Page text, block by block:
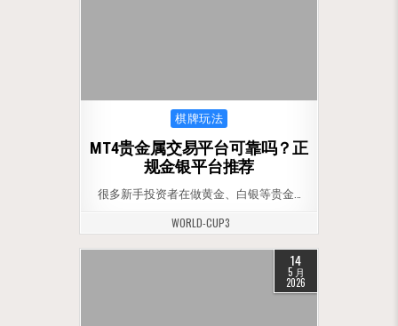
Posted in
棋牌玩法
MT4贵金属交易平台可靠吗？正
规金银平台推荐
很多新手投资者在做黄金、白银等贵金…
WORLD-CUP3
14
5 月
2026